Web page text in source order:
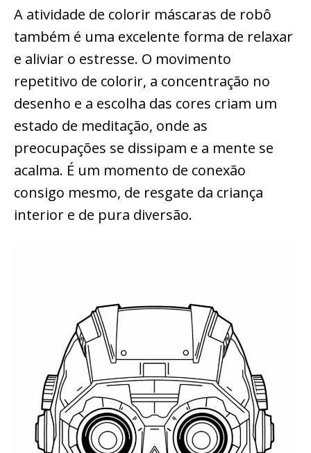
A atividade de colorir máscaras de robô
também é uma excelente forma de relaxar
e aliviar o estresse. O movimento
repetitivo de colorir, a concentração no
desenho e a escolha das cores criam um
estado de meditação, onde as
preocupações se dissipam e a mente se
acalma. É um momento de conexão
consigo mesmo, de resgate da criança
interior e de pura diversão.